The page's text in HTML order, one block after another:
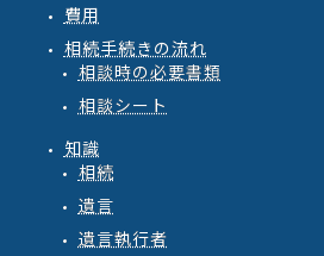
費用
相続手続きの流れ
相談時の必要書類
相談シート
知識
相続
遺言
遺言執行者